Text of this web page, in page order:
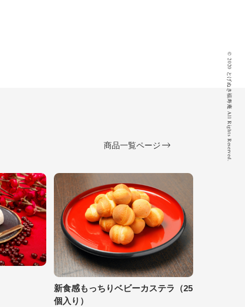
© 2020 とげぬき福寿庵 All Rights Reserved.
新食感もっちりベビーカステラ（25
個入り）
商品一覧ページ